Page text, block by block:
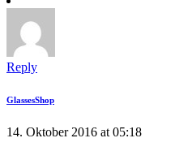
Reply
GlassesShop
14. Oktober 2016 at 05:18